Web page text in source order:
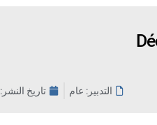
التدبير: عام تاريخ النشر: